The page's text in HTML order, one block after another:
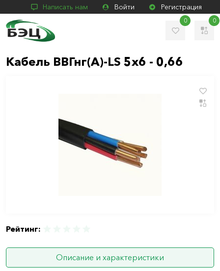
Написать нам Войти Регистрация
0 0
Кабель ВВГнг(А)-LS 5х6 - 0,66
Рейтинг:
Описание и характеристики